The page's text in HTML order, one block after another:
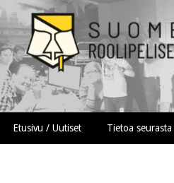
to
content
Suomen
Etusivu / Uutiset Tietoa seurasta